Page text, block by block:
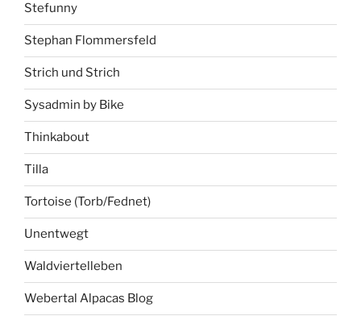
Stefunny
Stephan Flommersfeld
Strich und Strich
Sysadmin by Bike
Thinkabout
Tilla
Tortoise (Torb/Fednet)
Unentwegt
Waldviertelleben
Webertal Alpacas Blog